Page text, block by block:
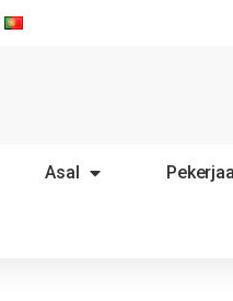
Asal